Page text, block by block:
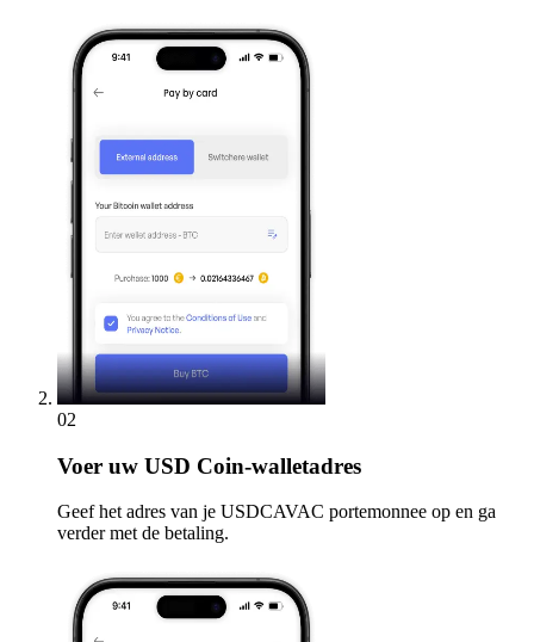
02
Voer uw USD Coin-walletadres
Geef het adres van je USDCAVAC portemonnee op en ga
verder met de betaling.